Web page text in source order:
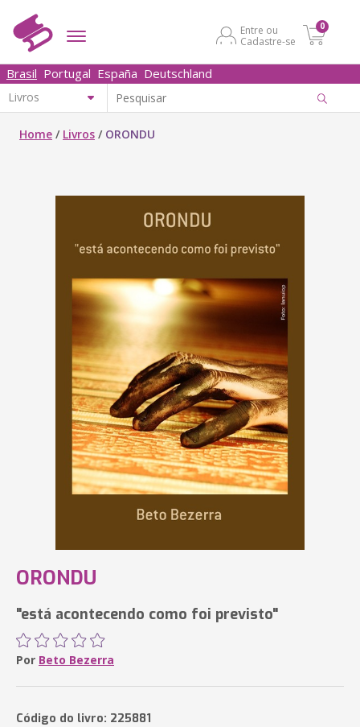
Entre ou
Cadastre-se
0
Brasil Portugal España Deutschland
Home / Livros / ORONDU
ORONDU
"está acontecendo como foi previsto"
Por Beto Bezerra
Código do livro: 225881